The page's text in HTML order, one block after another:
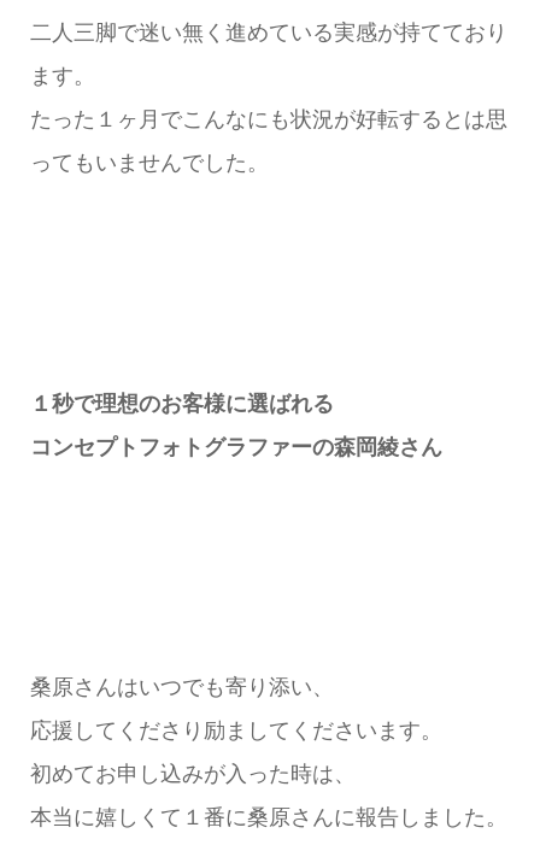
二人三脚で迷い無く進めている実感が持てており
ます。
たった１ヶ月でこんなにも状況が好転するとは思
ってもいませんでした。
１秒で理想のお客様に選ばれる
コンセプトフォトグラファーの森岡綾さん
桑原さんはいつでも寄り添い、
応援してくださり励ましてくださいます。
初めてお申し込みが入った時は、
本当に嬉しくて１番に桑原さんに報告しました。